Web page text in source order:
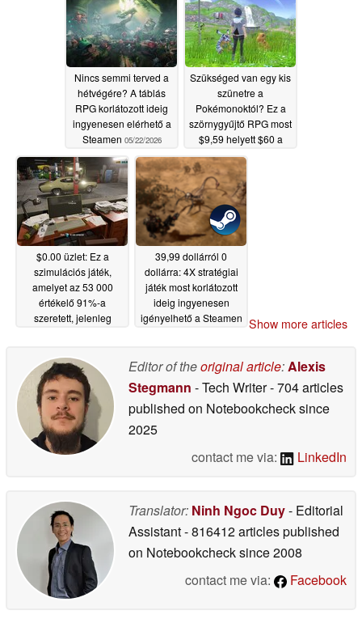
05/23/2026
Nincs semmi terved a
hétvégére? A táblás
RPG korlátozott ideig
ingyenesen elérhető a
Steamen 05/22/2026
Szükséged van egy kis
szünetre a
Pokémonoktól? Ez a
szörnygyűjtő RPG most
$9,59 helyett $60 a
Steamen05/22/2026
$0.00 üzlet: Ez a
szimulációs játék,
amelyet az 53 000
értékelő 91%-a
szeretett, jelenleg
39,99 dollárról 0
dollárra: 4X stratégiai
játék most korlátozott
ideig ingyenesen
igényelhető a Steamen Show more articles
Editor of theoriginal article:Alexis
Stegmann - Tech Writer- 704 articles
published on Notebookchecksince
2025
contact me via:
LinkedIn
Translator: Ninh Ngoc Duy- Editorial
Assistant- 816412 articles published
on Notebookchecksince 2008
contact me via:
Facebook